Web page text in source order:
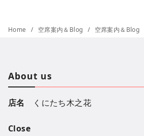
Home 空席案内＆Blog 空席案内＆Blog
About us
店名 くにたち木之花
Close